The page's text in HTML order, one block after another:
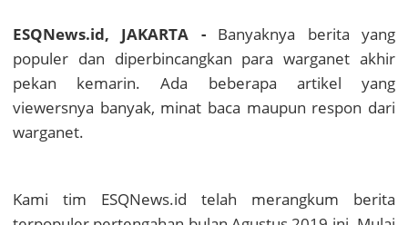
ESQNews.id, JAKARTA -Banyaknya berita yang
populer dan diperbincangkan para warganet akhir
pekan kemarin. Ada beberapa artikel yang
viewersnya banyak, minat baca maupun respon dari
warganet.
Kami tim ESQNews.id telah merangkum berita